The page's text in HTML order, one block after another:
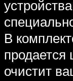
В
продается
очистит